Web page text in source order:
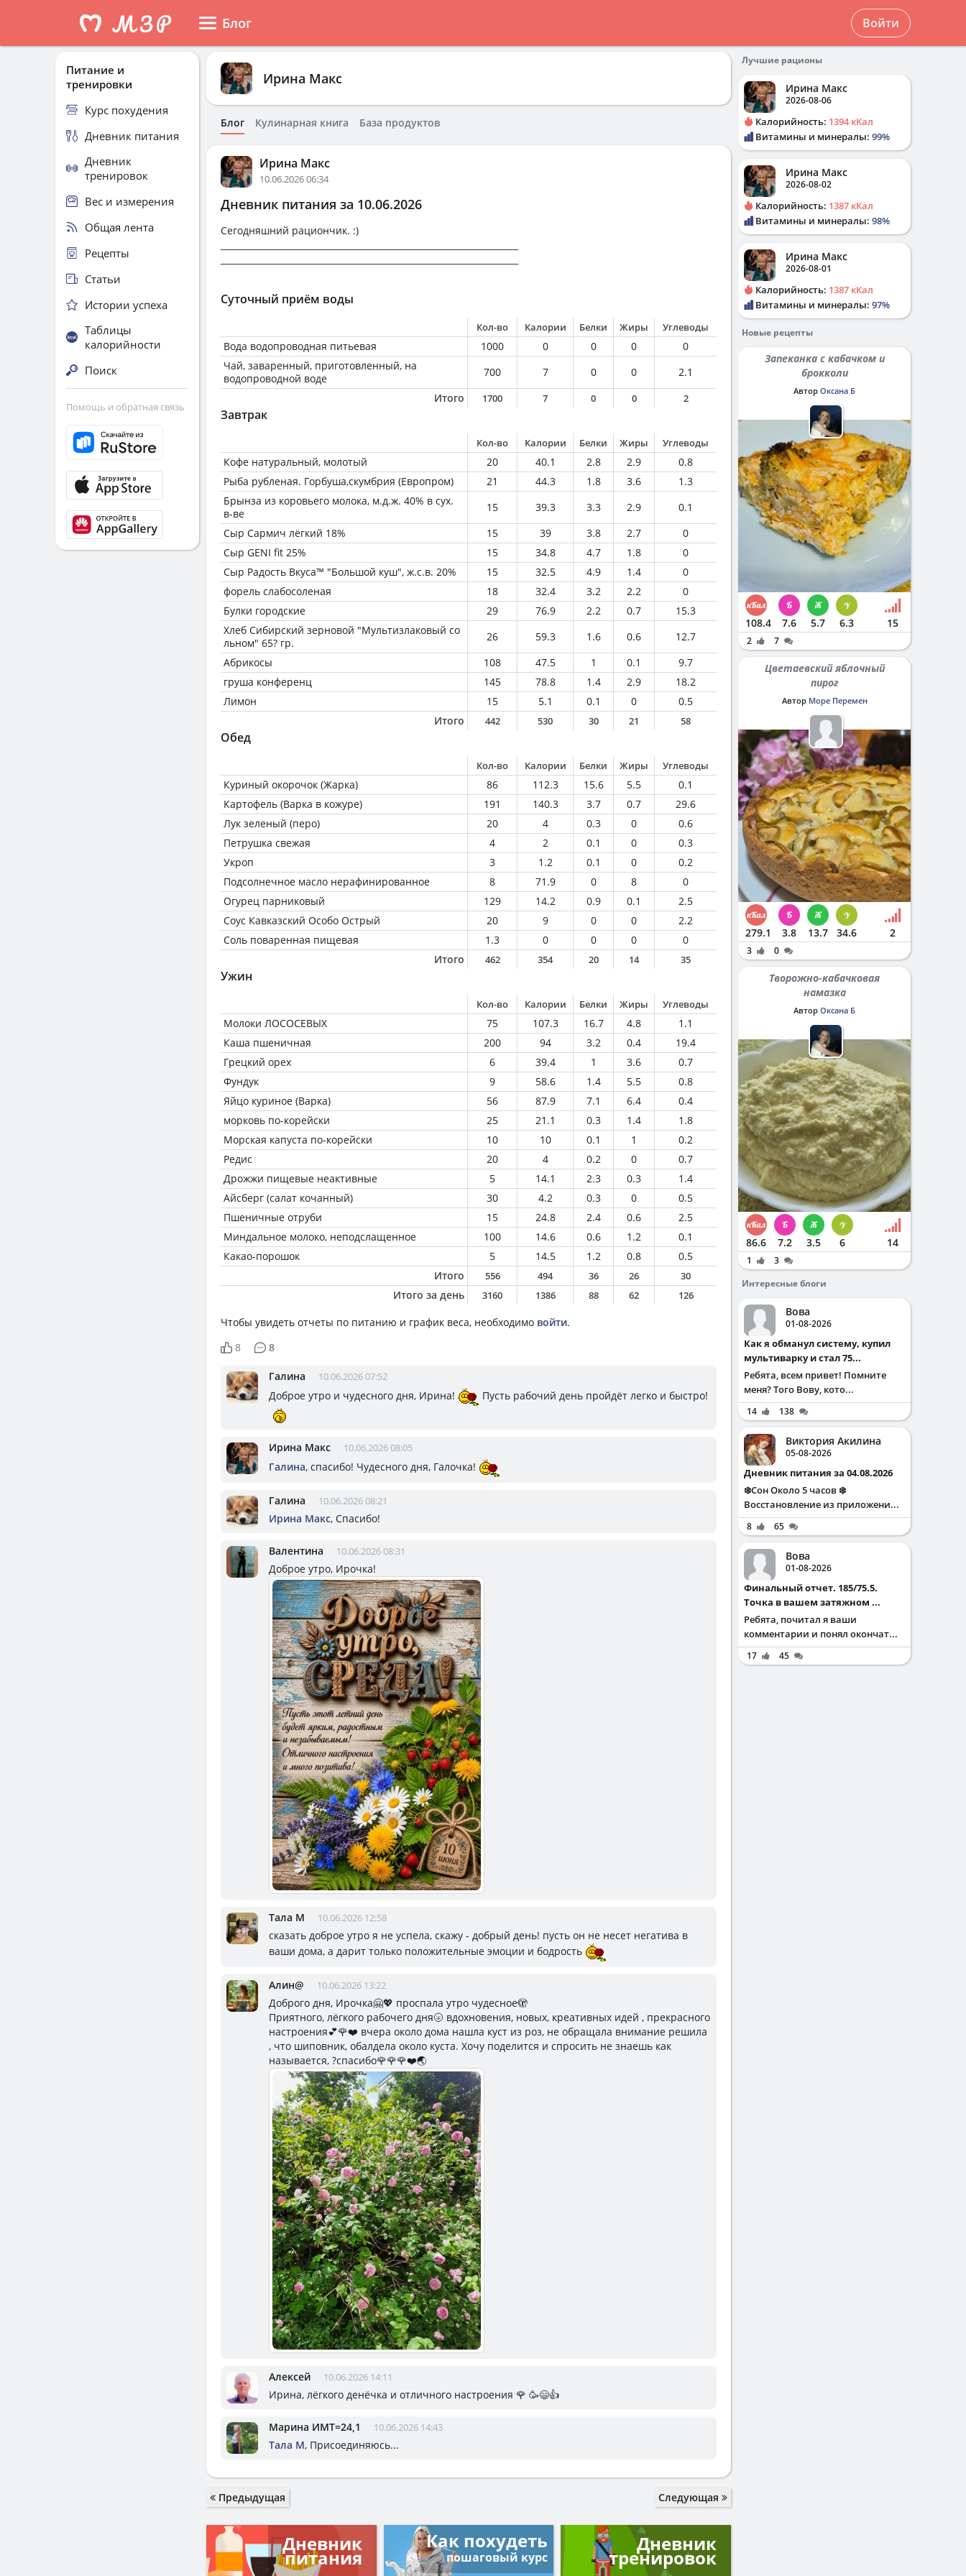
Блог Войти
Ирина Макс
Блог Кулинарная книга База продуктов
Ирина Макс
10.06.2026 06:34
Дневник питания за 10.06.2026
Сегодняшний рациончик. :)
Суточный приём воды
Кол-во Калории Белки Жиры Углеводы
Вода водопроводная питьевая 1000 0 0 0
0
Чай, заваренный, приготовленный, на
водопроводной воде
700 7 0 0
2.1
Итого
1700 7 0 0 2
Завтрак
Кол-во Калории Белки Жиры Углеводы
Кофе натуральный, молотый 20 40.1 2.8 2.9
0.8
Рыба рубленая. Горбуша,скумбрия (Европром)
21 44.3 1.8 3.6
1.3
Брынза из коровьего молока, м.д.ж. 40% в сух.
в-ве
15 39.3 3.3 2.9
0.1
Сыр Сармич лёгкий 18%
15 39 3.8 2.7
0
Сыр GENI fit 25%
15 34.8 4.7 1.8
0
Сыр Радость Вкуса™ "Большой куш", ж.с.в. 20%
15 32.5 4.9 1.4
0
форель слабосоленая
18 32.4 3.2 2.2
0
Булки городские
29 76.9 2.2 0.7
15.3
Хлеб Сибирский зерновой "Мультизлаковый со
льном" 65? гр.
26 59.3 1.6 0.6
12.7
Абрикосы
108 47.5 1 0.1
9.7
груша конференц
145 78.8 1.4 2.9
18.2
Лимон
15 5.1 0.1 0
0.5
Итого
442 530 30 21 58
Обед
Кол-во Калории Белки Жиры Углеводы
Куриный окорочок (Жарка) 86 112.3 15.6 5.5
0.1
Картофель (Варка в кожуре)
191 140.3 3.7 0.7
29.6
Лук зеленый (перо)
20 4 0.3 0
0.6
Петрушка свежая
4 2 0.1 0
0.3
Укроп
3 1.2 0.1 0
0.2
Подсолнечное масло нерафинированное
8 71.9 0 8
0
Огурец парниковый
129 14.2 0.9 0.1
2.5
Соус Кавказский Особо Острый
20 9 0 0
2.2
Соль поваренная пищевая
1.3 0 0 0
0
Итого
462 354 20 14 35
Ужин
Кол-во Калории Белки Жиры Углеводы
Молоки ЛОСОСЕВЫХ 75 107.3 16.7 4.8
1.1
Каша пшеничная
200 94 3.2 0.4
19.4
Грецкий орех
6 39.4 1 3.6
0.7
Фундук
9 58.6 1.4 5.5
0.8
Яйцо куриное (Варка)
56 87.9 7.1 6.4
0.4
морковь по-корейски
25 21.1 0.3 1.4
1.8
Морская капуста по-корейски
10 10 0.1 1
0.2
Редис
20 4 0.2 0
0.7
Дрожжи пищевые неактивные
5 14.1 2.3 0.3
1.4
Айсберг (салат кочанный)
30 4.2 0.3 0
0.5
Пшеничные отруби
15 24.8 2.4 0.6
2.5
Миндальное молоко, неподслащенное
100 14.6 0.6 1.2
0.1
Какао-порошок
5 14.5 1.2 0.8
0.5
Итого
556 494 36 26 30
Итого за день 3160 1386 88 62 126
Чтобы увидеть отчеты по питанию и график веса, необходимо войти.
8
8
Галина 10.06.2026 07:52
Доброе утро и чудесного дня, Ирина! Пусть рабочий день пройдёт легко и быстро!
Ирина Макс 10.06.2026 08:05
Галина, спасибо! Чудесного дня, Галочка!
Галина 10.06.2026 08:21
Ирина Макс, Спасибо!
Валентина 10.06.2026 08:31
Доброе утро, Ирочка!
Тала М 10.06.2026 12:58
сказать доброе утро я не успела, скажу - добрый день! пусть он не несет негатива в
ваши дома, а дарит только положительные эмоции и бодрость
Алин@ 10.06.2026 13:22
Доброго дня, Ирочка🤗💖 проспала утро чудесное🫣
Приятного, лёгкого рабочего дня🌝 вдохновения, новых, креативных идей , прекрасного
настроения💕🌹❤️ вчера около дома нашла куст из роз, не обращала внимание решила
, что шиповник, обалдела около куста. Хочу поделится и спросить не знаешь как
называется, ?спасибо🌹🌹🌹❤️🌏
Алексей 10.06.2026 14:11
Ирина, лёгкого денёчка и отличного настроения 🌹 🥳😄👍
Марина ИМТ=24,1 10.06.2026 14:43
Тала М, Присоединяюсь...
Предыдущая Следующая
Дневник
питания
Как похудеть
пошаговый курс
Дневник
тренировок
Питание и
тренировки
Курс похудения
Дневник питания
Дневник
тренировок
Вес и измерения
Общая лента
Рецепты
Статьи
Истории успеха
Таблицы
калорийности
Поиск
Помощь и обратная связь
Лучшие рационы
Ирина Макс
2026-08-06
Калорийность: 1394 кКал
Витамины и минералы: 99%
Ирина Макс
2026-08-02
Калорийность: 1387 кКал
Витамины и минералы: 98%
Ирина Макс
2026-08-01
Калорийность: 1387 кКал
Витамины и минералы: 97%
Новые рецепты
Запеканка с кабачком и
брокколи
Автор Оксана Б
108.4 7.6 5.7 6.3 15
2 7
Цветаевский яблочный
пирог
Автор Море Перемен
279.1 3.8 13.7 34.6 2
3 0
Творожно-кабачковая
намазка
Автор Оксана Б
86.6 7.2 3.5 6 14
1
3
Интересные блоги
Вова
01-08-2026
Как я обманул систему, купил
мультиварку и стал 75...
Ребята, всем привет! Помните
меня? Того Вову, кото...
14 138
Виктория Акилина
05-08-2026
Дневник питания за 04.08.2026
❄️Сон Около 5 часов ❄️
Восстановление из приложени...
8 65
Вова
01-08-2026
Финальный отчет. 185/75.5.
Точка в вашем затяжном ...
Ребята, почитал я ваши
комментарии и понял окончат...
17 45